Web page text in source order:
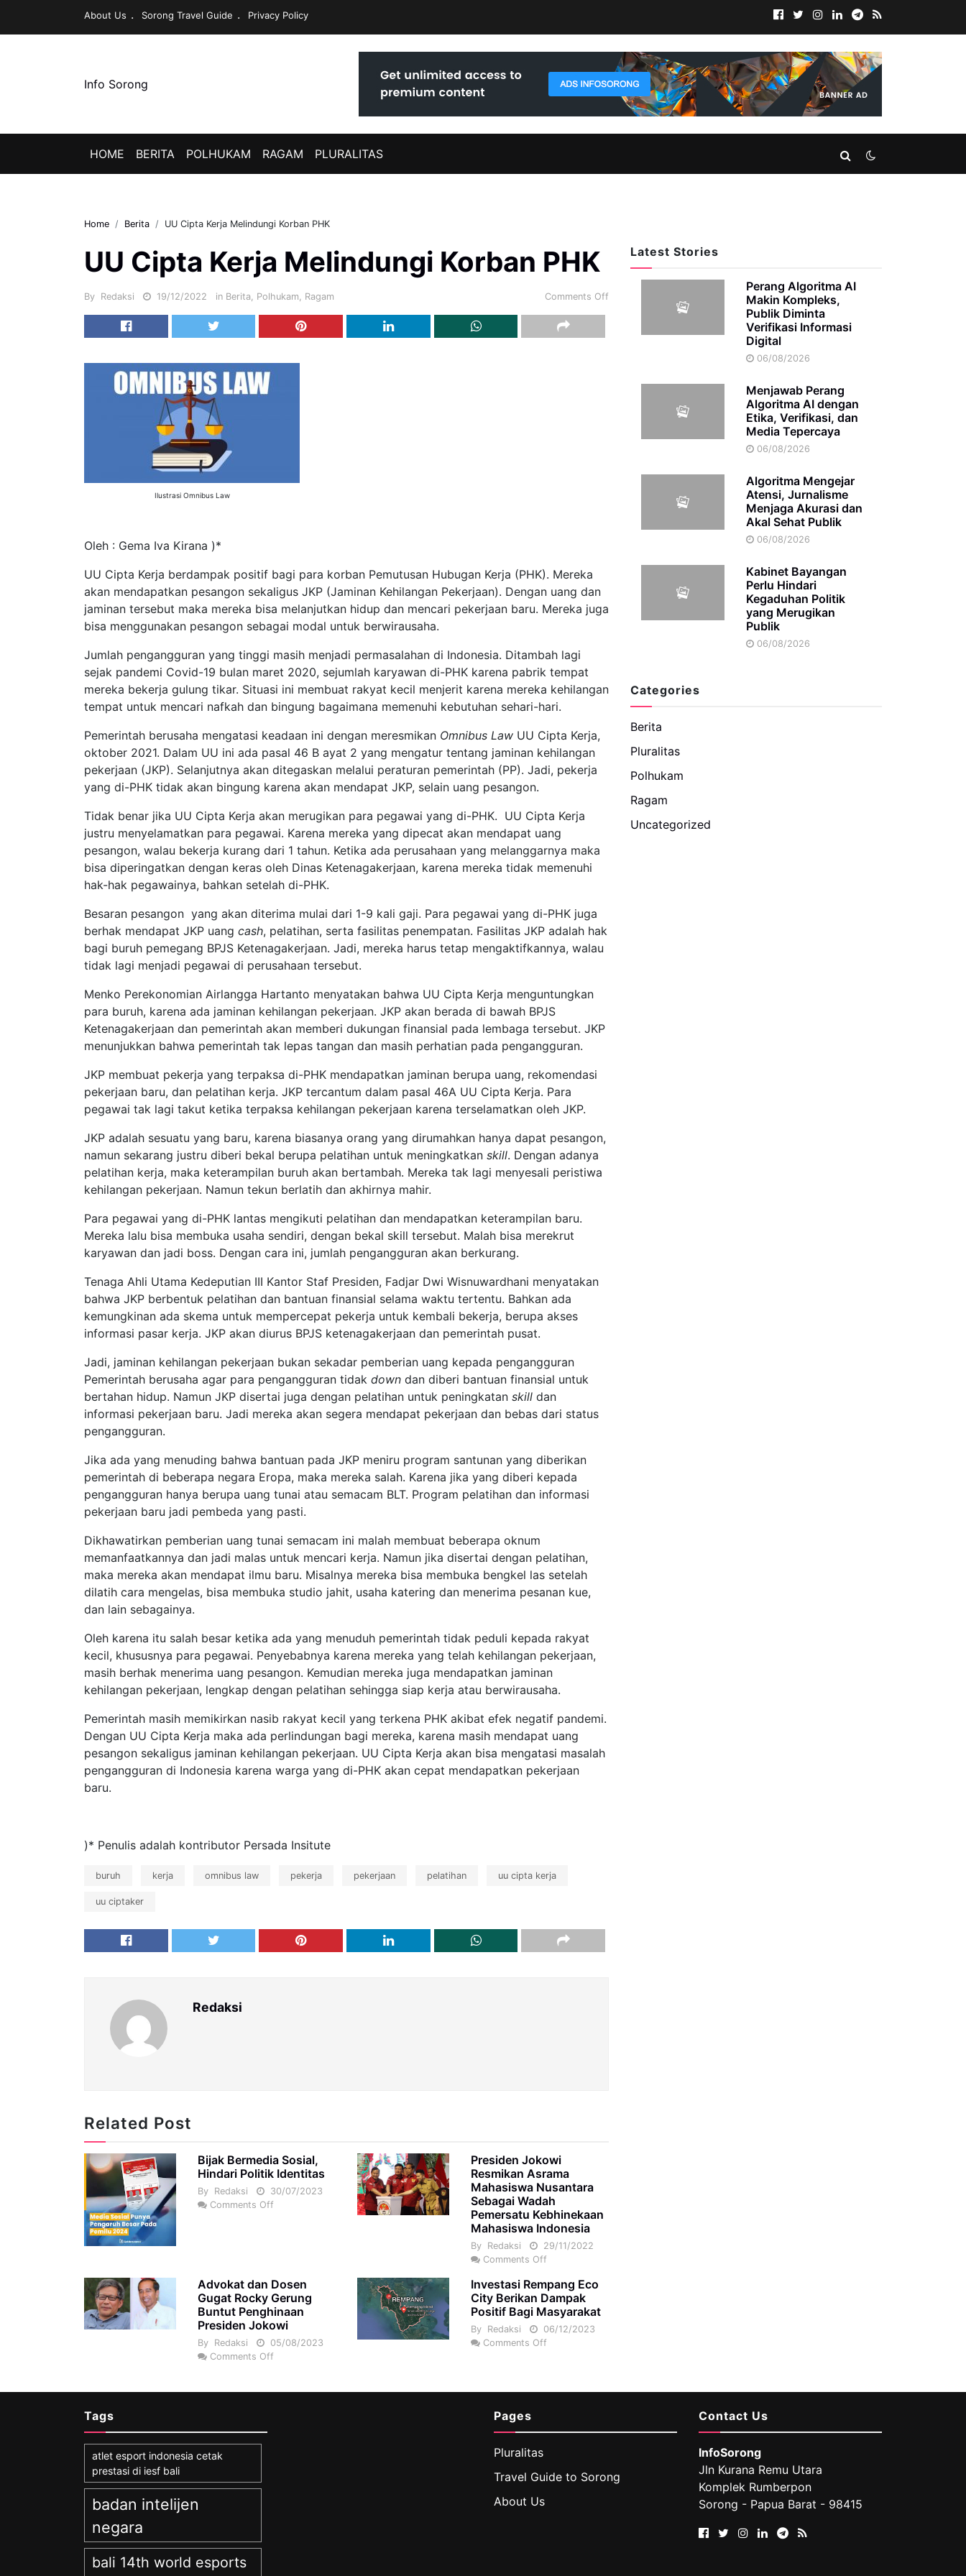
About Us Sorong Travel Guide Privacy Policy
Info Sorong
HOME BERITA POLHUKAM RAGAM PLURALITAS
Home Berita UU Cipta Kerja Melindungi Korban PHK
UU Cipta Kerja Melindungi Korban PHK
By Redaksi 19/12/2022 in Berita, Polhukam, Ragam Comments Off
Ilustrasi Omnibus Law
Oleh : Gema Iva Kirana )*
UU Cipta Kerja berdampak positif bagi para korban Pemutusan Hubugan Kerja (PHK). Mereka
akan mendapatkan pesangon sekaligus JKP (Jaminan Kehilangan Pekerjaan). Dengan uang dan
jaminan tersebut maka mereka bisa melanjutkan hidup dan mencari pekerjaan baru. Mereka juga
bisa menggunakan pesangon sebagai modal untuk berwirausaha.
Jumlah pengangguran yang tinggi masih menjadi permasalahan di Indonesia. Ditambah lagi
sejak pandemi Covid-19 bulan maret 2020, sejumlah karyawan di-PHK karena pabrik tempat
mereka bekerja gulung tikar. Situasi ini membuat rakyat kecil menjerit karena mereka kehilangan
tempat untuk mencari nafkah dan bingung bagaimana memenuhi kebutuhan sehari-hari.
Pemerintah berusaha mengatasi keadaan ini dengan meresmikan Omnibus Law UU Cipta Kerja,
oktober 2021. Dalam UU ini ada pasal 46 B ayat 2 yang mengatur tentang jaminan kehilangan
pekerjaan (JKP). Selanjutnya akan ditegaskan melalui peraturan pemerintah (PP). Jadi, pekerja
yang di-PHK tidak akan bingung karena akan mendapat JKP, selain uang pesangon.
Tidak benar jika UU Cipta Kerja akan merugikan para pegawai yang di-PHK. UU Cipta Kerja
justru menyelamatkan para pegawai. Karena mereka yang dipecat akan mendapat uang
pesangon, walau bekerja kurang dari 1 tahun. Ketika ada perusahaan yang melanggarnya maka
bisa diperingatkan dengan keras oleh Dinas Ketenagakerjaan, karena mereka tidak memenuhi
hak-hak pegawainya, bahkan setelah di-PHK.
Besaran pesangon yang akan diterima mulai dari 1-9 kali gaji. Para pegawai yang di-PHK juga
berhak mendapat JKP uang cash, pelatihan, serta fasilitas penempatan. Fasilitas JKP adalah hak
bagi buruh pemegang BPJS Ketenagakerjaan. Jadi, mereka harus tetap mengaktifkannya, walau
tidak lagi menjadi pegawai di perusahaan tersebut.
Menko Perekonomian Airlangga Hartanto menyatakan bahwa UU Cipta Kerja menguntungkan
para buruh, karena ada jaminan kehilangan pekerjaan. JKP akan berada di bawah BPJS
Ketenagakerjaan dan pemerintah akan memberi dukungan finansial pada lembaga tersebut. JKP
menunjukkan bahwa pemerintah tak lepas tangan dan masih perhatian pada pengangguran.
JKP membuat pekerja yang terpaksa di-PHK mendapatkan jaminan berupa uang, rekomendasi
pekerjaan baru, dan pelatihan kerja. JKP tercantum dalam pasal 46A UU Cipta Kerja. Para
pegawai tak lagi takut ketika terpaksa kehilangan pekerjaan karena terselamatkan oleh JKP.
JKP adalah sesuatu yang baru, karena biasanya orang yang dirumahkan hanya dapat pesangon,
namun sekarang justru diberi bekal berupa pelatihan untuk meningkatkan skill. Dengan adanya
pelatihan kerja, maka keterampilan buruh akan bertambah. Mereka tak lagi menyesali peristiwa
kehilangan pekerjaan. Namun tekun berlatih dan akhirnya mahir.
Para pegawai yang di-PHK lantas mengikuti pelatihan dan mendapatkan keterampilan baru.
Mereka lalu bisa membuka usaha sendiri, dengan bekal skill tersebut. Malah bisa merekrut
karyawan dan jadi boss. Dengan cara ini, jumlah pengangguran akan berkurang.
Tenaga Ahli Utama Kedeputian III Kantor Staf Presiden, Fadjar Dwi Wisnuwardhani menyatakan
bahwa JKP berbentuk pelatihan dan bantuan finansial selama waktu tertentu. Bahkan ada
kemungkinan ada skema untuk mempercepat pekerja untuk kembali bekerja, berupa akses
informasi pasar kerja. JKP akan diurus BPJS ketenagakerjaan dan pemerintah pusat.
Jadi, jaminan kehilangan pekerjaan bukan sekadar pemberian uang kepada pengangguran
Pemerintah berusaha agar para pengangguran tidak down dan diberi bantuan finansial untuk
bertahan hidup. Namun JKP disertai juga dengan pelatihan untuk peningkatan skill dan
informasi pekerjaan baru. Jadi mereka akan segera mendapat pekerjaan dan bebas dari status
pengangguran.
Jika ada yang menuding bahwa bantuan pada JKP meniru program santunan yang diberikan
pemerintah di beberapa negara Eropa, maka mereka salah. Karena jika yang diberi kepada
pengangguran hanya berupa uang tunai atau semacam BLT. Program pelatihan dan informasi
pekerjaan baru jadi pembeda yang pasti.
Dikhawatirkan pemberian uang tunai semacam ini malah membuat beberapa oknum
memanfaatkannya dan jadi malas untuk mencari kerja. Namun jika disertai dengan pelatihan,
maka mereka akan mendapat ilmu baru. Misalnya mereka bisa membuka bengkel las setelah
dilatih cara mengelas, bisa membuka studio jahit, usaha katering dan menerima pesanan kue,
dan lain sebagainya.
Oleh karena itu salah besar ketika ada yang menuduh pemerintah tidak peduli kepada rakyat
kecil, khususnya para pegawai. Penyebabnya karena mereka yang telah kehilangan pekerjaan,
masih berhak menerima uang pesangon. Kemudian mereka juga mendapatkan jaminan
kehilangan pekerjaan, lengkap dengan pelatihan sehingga siap kerja atau berwirausaha.
Pemerintah masih memikirkan nasib rakyat kecil yang terkena PHK akibat efek negatif pandemi.
Dengan UU Cipta Kerja maka ada perlindungan bagi mereka, karena masih mendapat uang
pesangon sekaligus jaminan kehilangan pekerjaan. UU Cipta Kerja akan bisa mengatasi masalah
pengangguran di Indonesia karena warga yang di-PHK akan cepat mendapatkan pekerjaan
baru.
)* Penulis adalah kontributor Persada Insitute
buruh kerja omnibus law pekerja pekerjaan pelatihan uu cipta kerja
uu ciptaker
Redaksi
Related Post
Bijak Bermedia Sosial,
Hindari Politik Identitas
By Redaksi
30/07/2023
Comments Off
Presiden Jokowi
Resmikan Asrama
Mahasiswa Nusantara
Sebagai Wadah
Pemersatu Kebhinekaan
Mahasiswa Indonesia
By Redaksi
29/11/2022
Comments Off
Advokat dan Dosen
Gugat Rocky Gerung
Buntut Penghinaan
Presiden Jokowi
By Redaksi
05/08/2023
Comments Off
Investasi Rempang Eco
City Berikan Dampak
Positif Bagi Masyarakat
By Redaksi
06/12/2023
Comments Off
Latest Stories
Perang Algoritma AI
Makin Kompleks,
Publik Diminta
Verifikasi Informasi
Digital
06/08/2026
Menjawab Perang
Algoritma AI dengan
Etika, Verifikasi, dan
Media Tepercaya
06/08/2026
Algoritma Mengejar
Atensi, Jurnalisme
Menjaga Akurasi dan
Akal Sehat Publik
06/08/2026
Kabinet Bayangan
Perlu Hindari
Kegaduhan Politik
yang Merugikan
Publik
06/08/2026
Categories
Berita
Pluralitas
Polhukam
Ragam
Uncategorized
Tags
atlet esport indonesia cetak
prestasi di iesf bali
badan intelijen
negara
bali 14th world esports
Pages
Pluralitas
Travel Guide to Sorong
About Us
Contact Us
InfoSorong
Jln Kurana Remu Utara
Komplek Rumberpon
Sorong - Papua Barat - 98415